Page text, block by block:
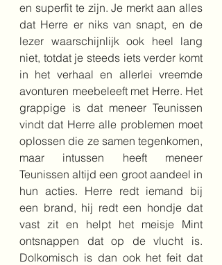
en superfit te zijn. Je merkt aan alles
dat Herre er niks van snapt, en de
lezer waarschijnlijk ook heel lang
niet, totdat je steeds iets verder komt
in het verhaal en allerlei vreemde
avonturen meebeleeft met Herre. Het
grappige is dat meneer Teunissen
vindt dat Herre alle problemen moet
oplossen die ze samen tegenkomen,
maar intussen heeft meneer
Teunissen altijd een groot aandeel in
hun acties. Herre redt iemand bij
een brand, hij redt een hondje dat
vast zit en helpt het meisje Mint
ontsnappen dat op de vlucht is.
Dolkomisch is dan ook het feit dat